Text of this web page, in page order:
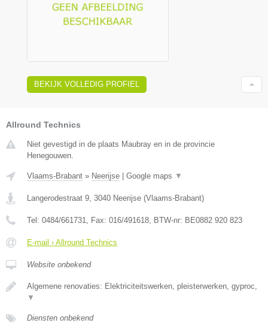
BEKIJK VOLLEDIG PROFIEL
Allround Technics
Niet gevestigd in de plaats Maubray en in de provincie
Henegouwen.
Vlaams-Brabant » Neerijse | Google maps ▼
Langerodestraat 9 3040 Neerijse (Vlaams-Brabant)
Tel: 0484/661731 , Fax: 016/491618 , BTW-nr: BE0882 920 823
E-mail › Allround Technics
Website onbekend
Algemene renovaties: Elektriciteitswerken, pleisterwerken, gyproc,
▼
Diensten onbekend